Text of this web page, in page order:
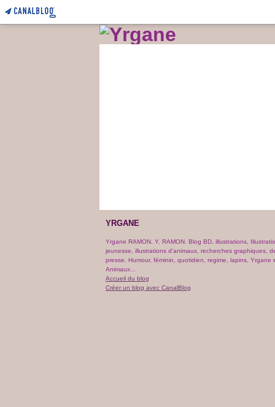
YRGANE
Yrgane RAMON. Y. RAMON. Blog BD, illustrations,
jeunesse, illustrations d'animaux, recherches graphiques,
presse. Humour, féminin, quotidien, regime, lapins, Yrgane
Animaux...
Accueil du blog
Créer un blog avec CanalBlog